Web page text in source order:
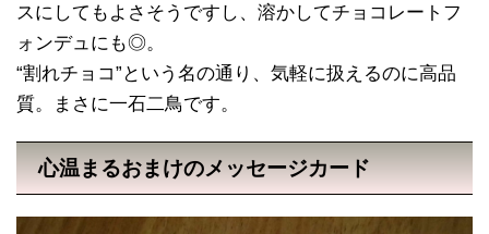
スにしてもよさそうですし、溶かしてチョコレートフ
ォンデュにも◎。
“割れチョコ”という名の通り、気軽に扱えるのに高品
質。まさに一石二鳥です。
心温まるおまけのメッセージカード